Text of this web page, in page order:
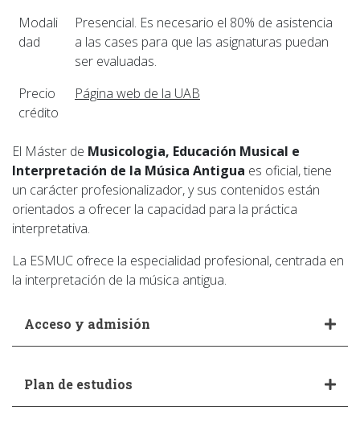
Modali
dad
Presencial. Es necesario el 80% de asistencia
a las cases para que las asignaturas puedan
ser evaluadas.
Precio
crédito
Página web de la UAB
El Máster de Musicologia, Educación Musical e
Interpretación de la Música Antigua es oficial, tiene
un carácter profesionalizador, y sus contenidos están
orientados a ofrecer la capacidad para la práctica
interpretativa.
La ESMUC ofrece la especialidad profesional, centrada en
la interpretación de la música antigua.
Acceso y admisión
Plan de estudios